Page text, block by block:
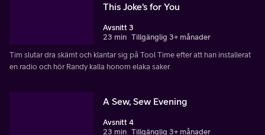
This Joke's for You
Avsnitt 3
23 min Tillgänglig 3+ månader
Tim slutar dra skämt och klantar sig på Tool Time efter att han installerat
en radio och hör Randy kalla honom elaka saker.
A Sew, Sew Evening
Avsnitt 4
23 min Tillgänglig 3+ månader